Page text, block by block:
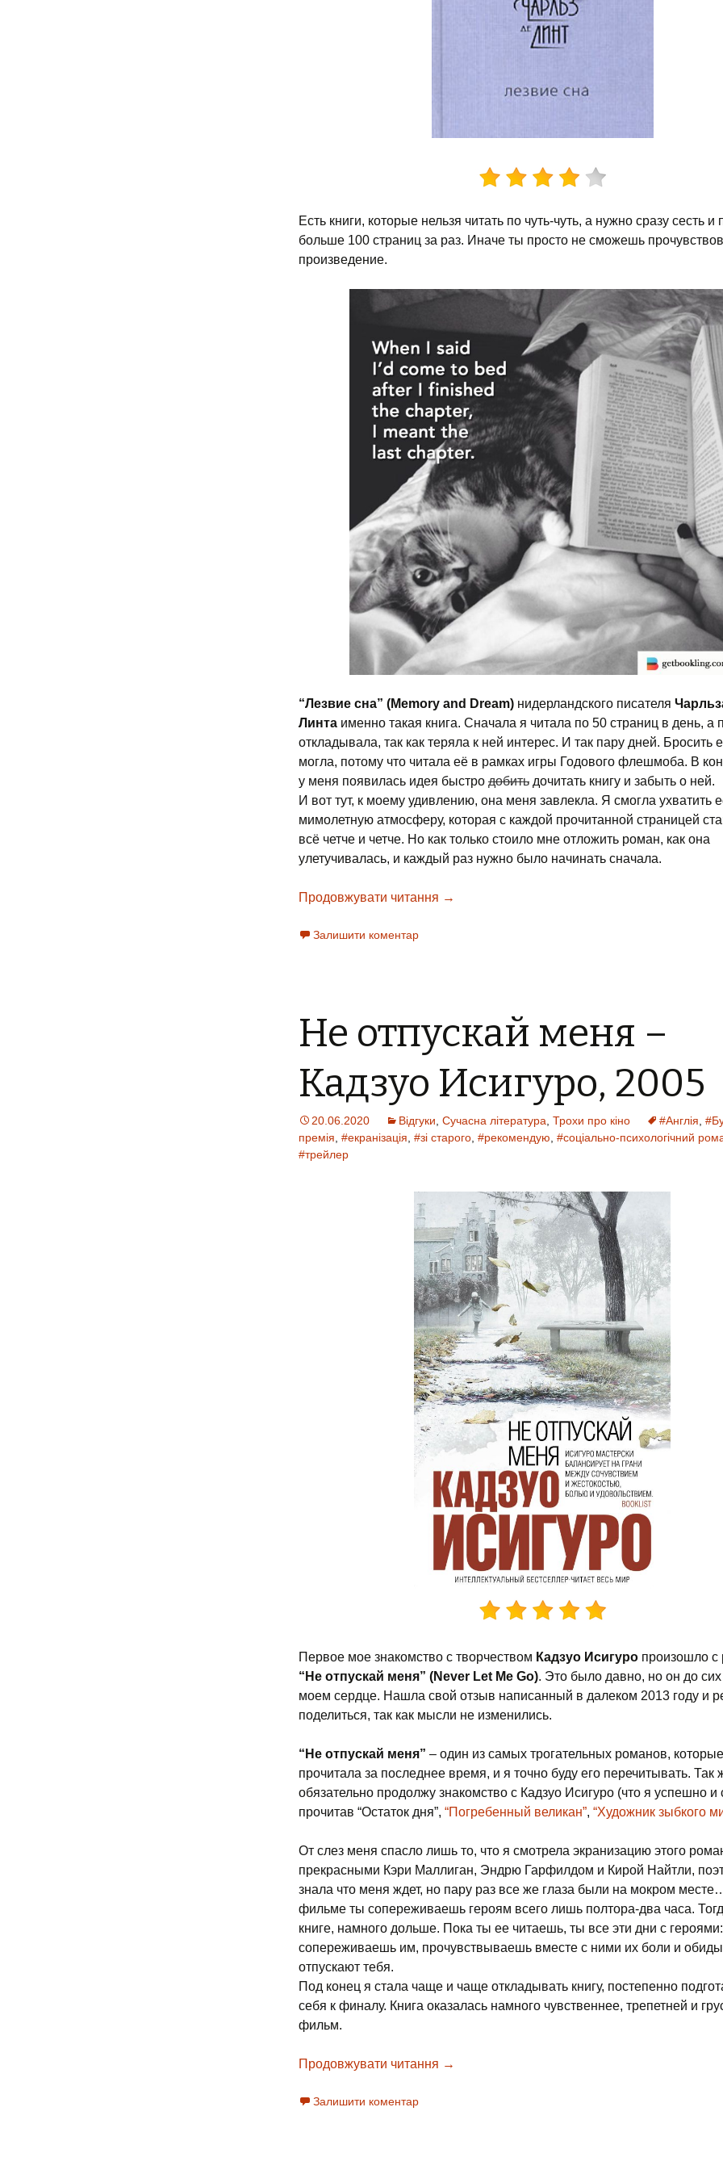
Есть книги, которые нельзя читать по чуть-чуть, а нужно сразу сесть и
больше 100 страниц за раз. Иначе ты просто не сможешь
произведение.
“Лезвие сна” (Memory and Dream) нидерландского писателя
Линта именно такая книга. Сначала я читала по 50 страниц в день, а
откладывала, так как теряла к ней интерес. И так пару дней. Бросить
могла, потому что читала её в рамках игры Годового флешмоба. В
у меня появилась идея быстро добить дочитать книгу и забыть о ней.
И вот тут, к моему удивлению, она меня завлекла. Я смогла ухватить
мимолетную атмосферу, которая с каждой прочитанной страницей
всё четче и четче. Но как только стоило мне отложить роман, как она
улетучивалась, и каждый раз нужно было начинать сначала.
Продовжувати читання Лезвие сна – Чарльз де Линт, 1994
→
Залишити коментар
Не отпускай меня –
Кадзуо Исигуро, 2005
20.06.2020 Відгуки Сучасна література Трохи про кіно #Англія
премія #екранізація #зі старого #рекомендую #соціально-психологічний
#трейлер
Первое мое знакомство с творчеством Кадзуо Исигуро произошло с
“Не отпускай меня” (Never Let Me Go). Это было давно, но он до
моем сердце. Нашла свой отзыв написанный в далеком 2013 году и
поделиться, так как мысли не изменились.
“Не отпускай меня” – один из самых трогательных романов,
прочитала за последнее время, и я точно буду его перечитывать. Так
обязательно продолжу знакомство с Кадзуо Исигуро (что я успешно и
прочитав “Остаток дня”, “Погребенный великан”, “Художник зыбкого
От слез меня спасло лишь то, что я смотрела экранизацию этого
прекрасными Кэри Маллиган, Эндрю Гарфилдом и Кирой Найтли,
знала что меня ждет, но пару раз все же глаза были на мокром
фильме ты сопереживаешь героям всего лишь полтора-два часа.
книге, намного дольше. Пока ты ее читаешь, ты все эти дни с героями:
сопереживаешь им, прочувствываешь вместе с ними их боли и
отпускают тебя.
Под конец я стала чаще и чаще откладывать книгу, постепенно
себя к финалу. Книга оказалась намного чувственнее, трепетней и
фильм.
Продовжувати читання Не отпускай меня – Кадзуо Исигуро, 2005
→
Залишити коментар